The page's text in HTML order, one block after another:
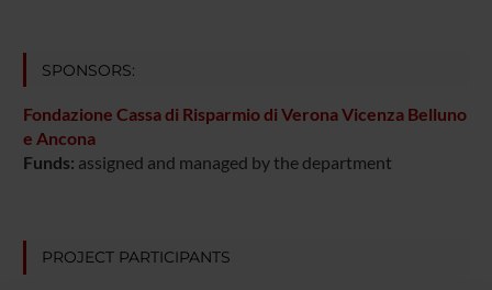
SPONSORS:
Fondazione Cassa di Risparmio di Verona Vicenza Belluno
e Ancona
Funds: assigned and managed by the department
PROJECT PARTICIPANTS